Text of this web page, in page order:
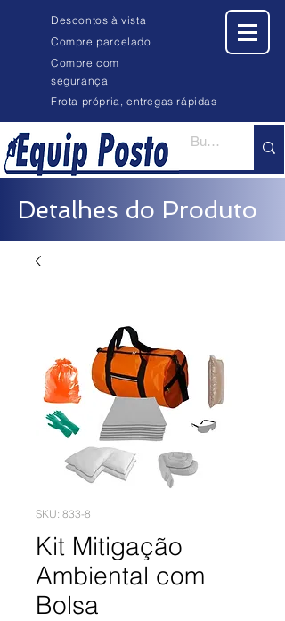
Descontos à vista
Compre parcelado
Compre com
segurança
Frota própria, entregas rápidas
Detalhes do Produto
SKU: 833-8
Kit Mitigação
Ambiental com
Bolsa